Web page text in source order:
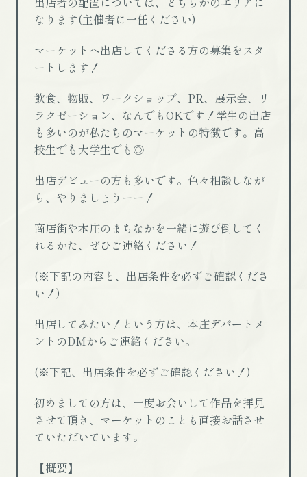
なります(主催者に一任ください)
マーケットへ出店してくださる方の募集をスタ
ートします！
飲食、物販、ワークショップ、PR、展示会、リ
ラクゼーション、なんでもOKです！学生の出店
も多いのが私たちのマーケットの特徴です。高
校生でも大学生でも◎
出店デビューの方も多いです。色々相談しなが
ら、やりましょうーー！
商店街や本庄のまちなかを一緒に遊び倒してく
れるかた、ぜひご連絡ください！
(※下記の内容と、出店条件を必ずご確認くださ
い！)
出店してみたい！という方は、本庄デパートメ
ントのDMからご連絡ください。
(※下記、出店条件を必ずご確認ください！)
初めましての方は、一度お会いして作品を拝見
させて頂き、マーケットのことも直接お話させ
ていただいています。
【概要】